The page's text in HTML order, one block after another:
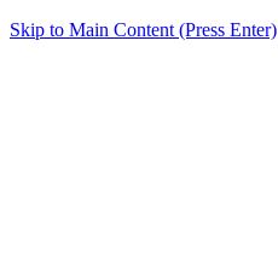
Skip to Main Content (Press Enter)